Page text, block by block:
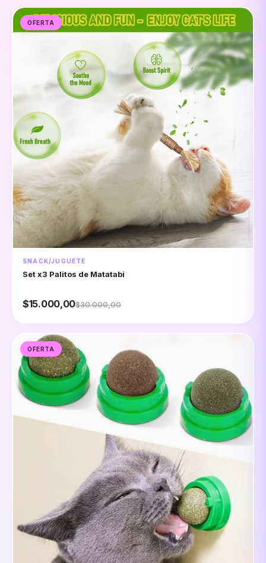
OFERTA
SNACK/JUGUETE
Set x3 Palitos de Matatabi
$15.000,00$30.000,00
OFERTA